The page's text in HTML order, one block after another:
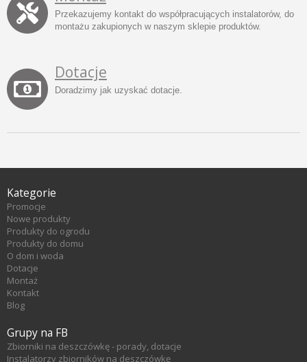
Przekazujemy kontakt do współpracujących instalatorów, do
montażu zakupionych w naszym sklepie produktów.
Dotacje
Doradzimy jak uzyskać dotacje.
Kategorie
Promocje
Nowe produkty
Produkty do ogrodu
Produkty do domu
O dom i woda
Dotacje
Montaż
Kontakt
Blog
Grupy na FB
Zbiorniki na deszczówkę - porady, dotacje
Instalatorzy zbiorników na deszczówkę